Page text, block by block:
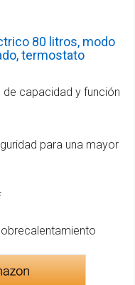
80 litros, modo
termostato
capacidad y función
para una mayor